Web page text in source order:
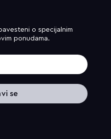
o specijalnim
ponudama.
se